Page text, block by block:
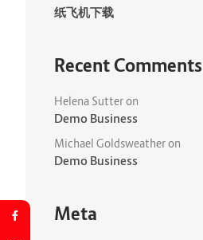
纸飞机下载
Recent Comments
Helena Sutteron
Demo Business
Michael Goldsweatheron
Demo Business
Meta